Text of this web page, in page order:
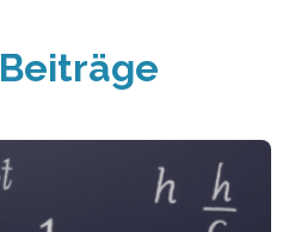
Beiträge